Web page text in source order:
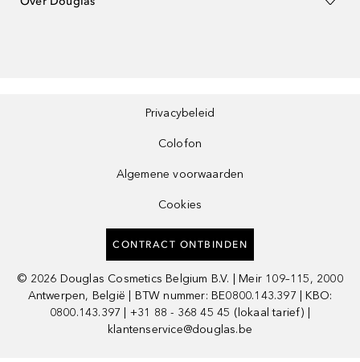
Privacybeleid
Colofon
Algemene voorwaarden
Cookies
CONTRACT ONTBINDEN
© 2026 Douglas Cosmetics Belgium B.V. | Meir 109–115, 2000
Antwerpen, België | BTW nummer: BE0800.143.397 | KBO:
0800.143.397 | +31 88 - 368 45 45 (lokaal tarief) |
klantenservice@douglas.be